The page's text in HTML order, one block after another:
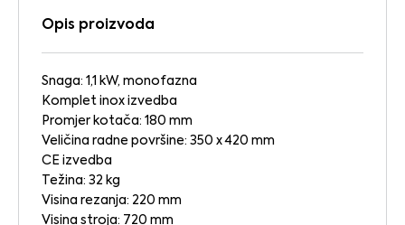
Opis proizvoda
Snaga: 1,1 kW, monofazna
Komplet inox izvedba
Promjer kotača: 180 mm
Veličina radne površine: 350 x 420 mm
CE izvedba
Težina: 32 kg
Visina rezanja: 220 mm
Visina stroja: 720 mm